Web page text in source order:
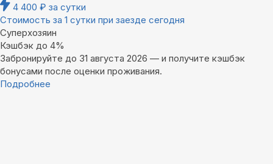
4 400 ₽ за сутки
Стоимость за 1 сутки при заезде сегодня
Суперхозяин
Кэшбэк до 4%
Забронируйте до 31 августа 2026 — и получите кэшбэк
бонусами после оценки проживания.
Подробнее